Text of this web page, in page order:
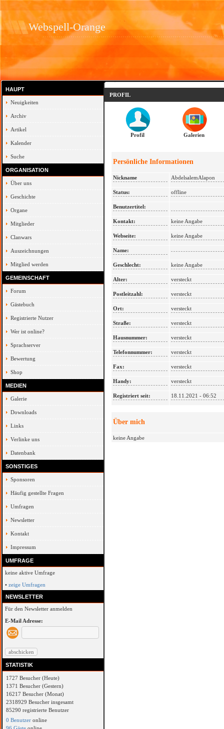
Webspell-Orange
HAUPT
Neuigkeiten
Archiv
Artikel
Kalender
Suche
ORGANISATION
Über uns
Geschichte
Organe
Mitglieder
Clanwars
Auszeichnungen
Mitglied werden
GEMEINSCHAFT
Forum
Gästebuch
Registrierte Nutzer
Wer ist online?
Sprachserver
Bewertung
Shop
MEDIEN
Galerie
Downloads
Links
Verlinke uns
Datenbank
SONSTIGES
Sponsoren
Häufig gestellte Fragen
Umfragen
Newsletter
Kontakt
Impressum
UMFRAGE
keine aktive Umfrage
• zeige Umfragen
NEWSLETTER
Für den Newsletter anmelden
E-Mail Adresse:
STATISTIK
1727 Besucher (Heute)
1371 Besucher (Gestern)
16217 Besucher (Monat)
2318929 Besucher insgesamt
85290 registrierte Benutzer
0 Benutzer online
PROFIL
Profil Galerien
Persönliche Informationen
Nickname AbdelsalemAlapon
Status: offline
Benutzertitel:
Kontakt: keine Angabe
Webseite: keine Angabe
Name:
Geschlecht: keine Angabe
Alter: versteckt
Postleitzahl: versteckt
Ort: versteckt
Straße: versteckt
Hausnummer: versteckt
Telefonnummer: versteckt
Fax: versteckt
Handy: versteckt
Registriert seit: 18.11.2021 - 06:52
Über mich
keine Angabe